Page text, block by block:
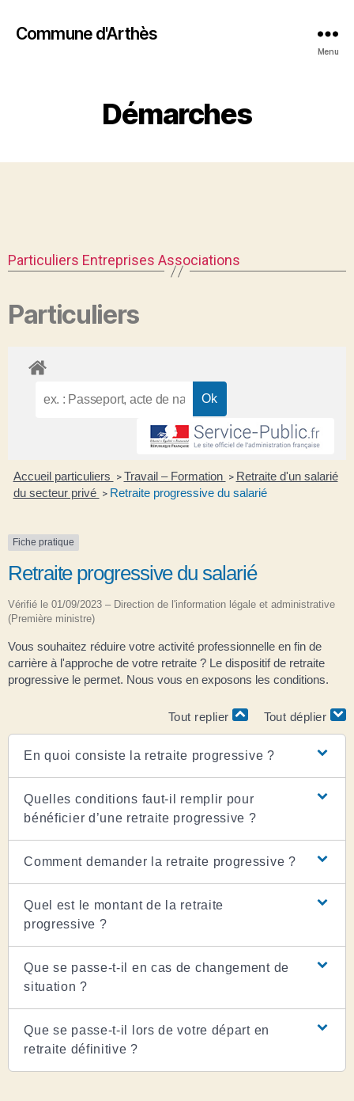
Commune d'Arthès
Menu
Démarches
Particuliers Entreprises Associations
Particuliers
Accueil particuliers > Travail – Formation > Retraite d'un salarié
du secteur privé > Retraite progressive du salarié
Fiche pratique
Retraite progressive du salarié
Vérifié le 01/09/2023 – Direction de l'information légale et administrative
(Première ministre)
Vous souhaitez réduire votre activité professionnelle en fin de
carrière à l'approche de votre retraite ? Le dispositif de retraite
progressive le permet. Nous vous en exposons les conditions.
Tout replier Tout déplier
En quoi consiste la retraite progressive ?
Quelles conditions faut-il remplir pour
bénéficier d’une retraite progressive ?
Comment demander la retraite progressive ?
Quel est le montant de la retraite
progressive ?
Que se passe-t-il en cas de changement de
situation ?
Que se passe-t-il lors de votre départ en
retraite définitive ?